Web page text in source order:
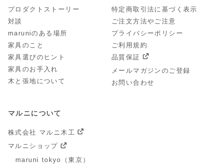
プロダクトストーリー
対談
maruniのある場所
家具のこと
家具選びのヒント
家具のお手入れ
木と張地について
特定商取引法に基づく表示
ご注文方法やご注意
プライバシーポリシー
ご利用規約
品質保証
メールマガジンのご登録
お問い合わせ
マルニについて
株式会社 マルニ木工
マルニショップ
maruni tokyo（東京）